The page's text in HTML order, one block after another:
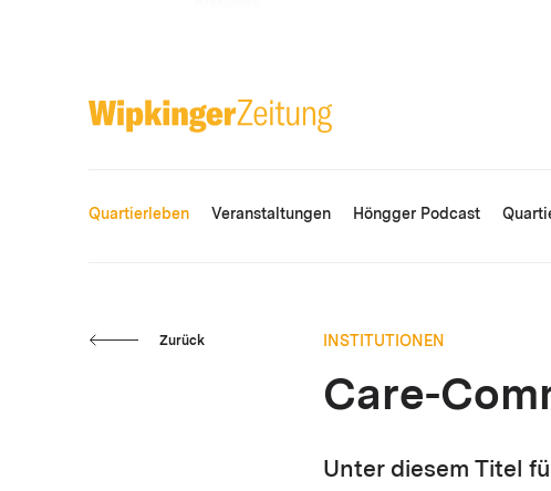
Quartierleben Veranstaltungen Höngger Podcast
Zurück INSTITUTIONEN
Care-
Unter diesem Titel